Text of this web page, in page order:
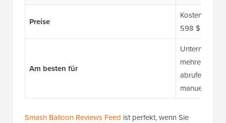
Preise
Kostenlos +
598 $
Am besten für
mehreren
abrufen und
manuelle
Smash Balloon Reviews Feed ist perfekt, wenn Sie